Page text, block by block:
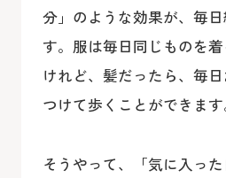
分」のような効果が、毎
す。服は毎日同じものを
けれど、髪だったら、毎
つけて歩くことができます
そうやって、「気に入っ